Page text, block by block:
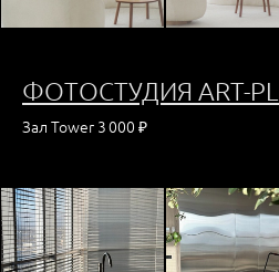
ФОТОСТУДИЯ ART-
Зал Tower 3 000 ₽